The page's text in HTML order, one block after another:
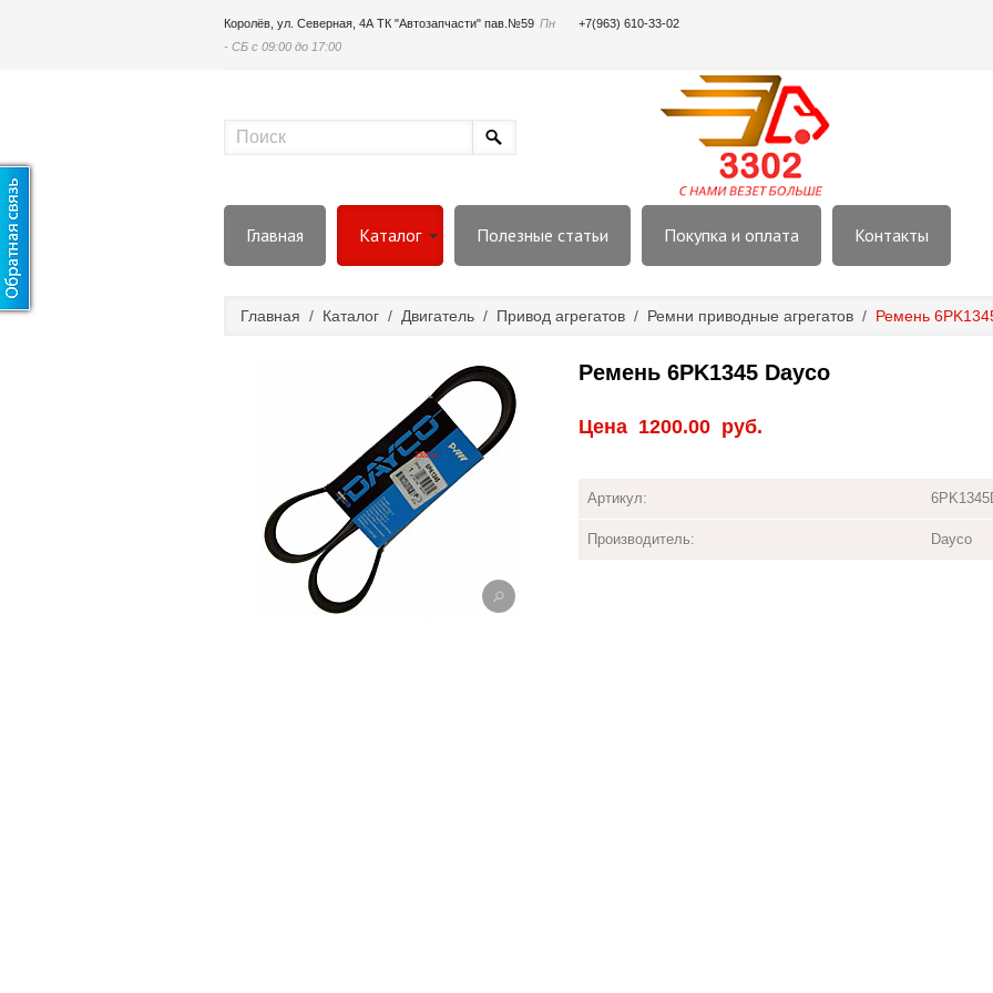
Королёв, ул. Северная, 4А ТК "Автозапчасти" пав.№59 Пн
- СБ с 09:00 до 17:00
+7(963) 610-33-02
Главная Каталог Полезные статьи Покупка и оплата Контакты
Главная / Каталог / Двигатель / Привод агрегатов / Ремни приводные агрегатов / Ремень
Ремень 6PK1345 Dayco
Цена 1200.00 руб.
Артикул:
Производитель: Dayco